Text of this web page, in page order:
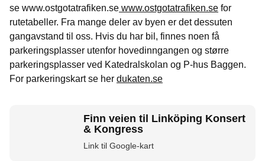
se www.ostgotatrafiken.se www.ostgotatrafiken.se for
rutetabeller. Fra mange deler av byen er det dessuten
gangavstand til oss. Hvis du har bil, finnes noen få
parkeringsplasser utenfor hovedinngangen og større
parkeringsplasser ved Katedralskolan og P-hus Baggen.
For parkeringskart se her dukaten.se
Finn veien til Linköping Konsert
& Kongress
Link til Google-kart